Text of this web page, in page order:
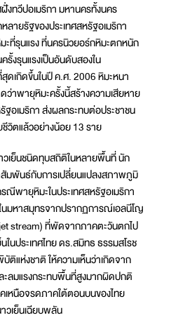
ทวีปอเมริกา มหานครทั้งนคร
ายรัฐของประเทศสหรัฐอเมริกา
ที่รุนแรง ที่นครนิวยอร์กหิมะตกหนัก
รั้งรุนแรงเป็นอันดับสองใน
ดเกิดขึ้นในปี ค.ศ. 2006 หิมะหนา
ว่าพายุหิมะครั้งนี้สร้างความเสียหาย
อเมริกา ส่งผลกระทบต่อประชาชน
ชีวิตแล้วอย่างน้อย 13 ราย
เย็นชนิดทุบสถิติในหลายพื้นที่ นัก
สัมพันธ์กับการเปลี่ยนแปลงสภาพภูมิ
พายุหิมะในประเทศสหรัฐอเมริกา
นมหาสมุทรจากปรากฏการณ์เอลนีโญ
stream) ที่พัดจากภาคตะวันตกไป
นประเทศไทย ดร.สมิทธ ธรรมสโรช
แห่งชาติ ให้ความเห็นว่าเกิดจาก
ะลมแรงกระทบพื้นที่สูงมากผิดปกติ
หนือจรดภาคใต้ตอนบนของไทย
เย็นเฉียบพลัน